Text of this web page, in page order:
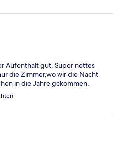
Aufenthalt gut. Super nettes
die Zimmer,wo wir die Nacht
in die Jahre gekommen.